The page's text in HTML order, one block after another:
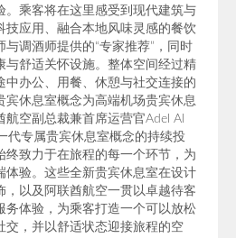
。乘客将在这里感受到现代建筑与
技应用、融合本地风味灵感的餐饮
调酒师提供的“专家推荐”，同时
与舒适关怀设施。整体空间经过精
中办公、用餐、休憩与社交连接的
宾休息室概念为高端机场贵宾休息
空副总裁兼首席运营官Adel Al
代专属贵宾休息室概念的持续投
终致力于在旅程的每一个环节，为
体验。这些全新贵宾休息室在设计
，以及阿联酋航空一贯以卓越待客
务体验，为乘客打造一个可以放松
交，并以舒适状态迎接旅程的空